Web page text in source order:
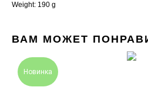
Weight: 190 g
ВАМ МОЖЕТ
Новинка